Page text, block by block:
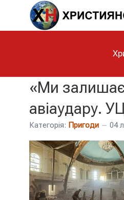
«Ми
авіаудару.
Категорія: Пригоди 04